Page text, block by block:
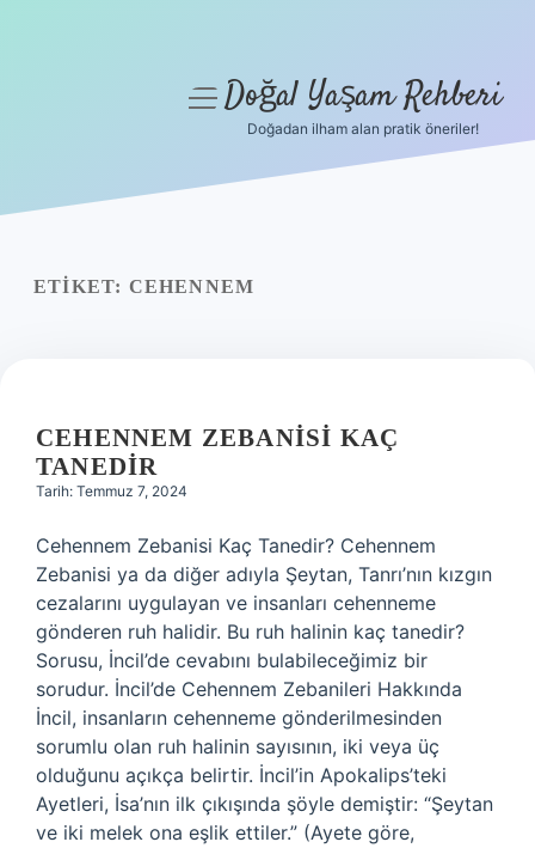
Yasal Uyarı
menüyüDoğal Yaşam Rehberi
Doğadan ilham alan pratik öneriler!
ETIKET: CEHENNEM
CEHENNEM ZEBANISI KAÇ
TANEDIR
Tarih: Temmuz 7, 2024
Cehennem Zebanisi Kaç Tanedir? Cehennem
Zebanisi ya da diğer adıyla Şeytan, Tanrı’nın kızgın
cezalarını uygulayan ve insanları cehenneme
gönderen ruh halidir. Bu ruh halinin kaç tanedir?
Sorusu, İncil’de cevabını bulabileceğimiz bir
sorudur. İncil’de Cehennem Zebanileri Hakkında
İncil, insanların cehenneme gönderilmesinden
sorumlu olan ruh halinin sayısının, iki veya üç
olduğunu açıkça belirtir. İncil’in Apokalips’teki
Ayetleri, İsa’nın ilk çıkışında şöyle demiştir: “Şeytan
ve iki melek ona eşlik ettiler.” (Ayete göre,